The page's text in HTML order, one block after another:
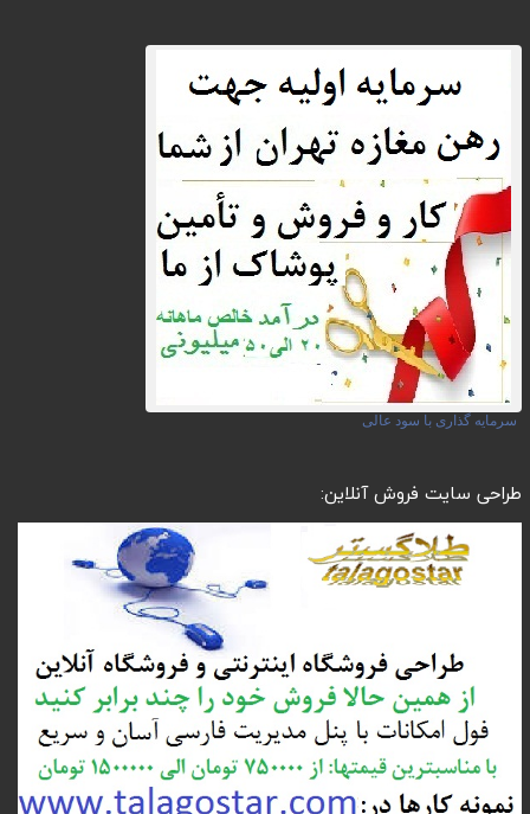
سرمایه گذاری با سود عالی
طراحی سایت فروش آنلاین: